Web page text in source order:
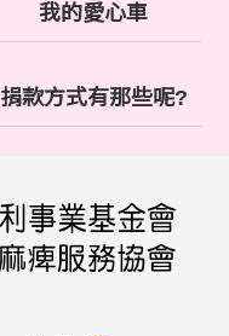
我的愛心車
捐款方式有那些呢?